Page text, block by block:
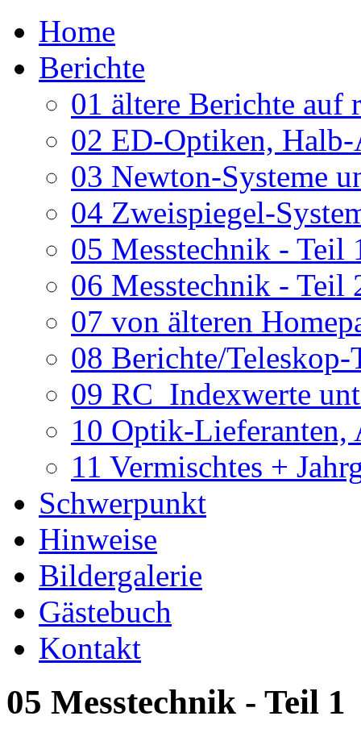
Home
Berichte
01 ältere Berichte auf
02 ED-Optiken, Halb-
03 Newton-Systeme
04 Zweispiegel-
05 Messtechnik - Teil
06 Messtechnik - Teil
07 von älteren
08 Berichte/
09 RC_Indexwerte
10 Optik-Lieferanten,
11 Vermischtes +
Schwerpunkt
Hinweise
Bildergalerie
Gästebuch
Kontakt
05 Messtechnik - Teil 1